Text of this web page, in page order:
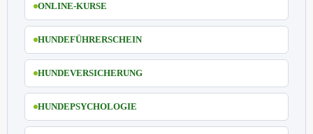
ONLINE-KURSE
HUNDEFÜHRERSCHEIN
HUNDEVERSICHERUNG
HUNDEPSYCHOLOGIE